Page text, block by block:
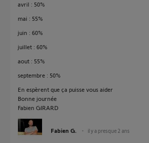
avril : 50%
mai : 55%
juin : 60%
juillet : 60%
aout : 55%
septembre : 50%
En espèrent que ça puisse vous aider
Bonne journée
Fabien GIRARD
Fabien G. il y a presque 2 ans